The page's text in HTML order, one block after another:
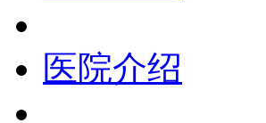
医院介绍